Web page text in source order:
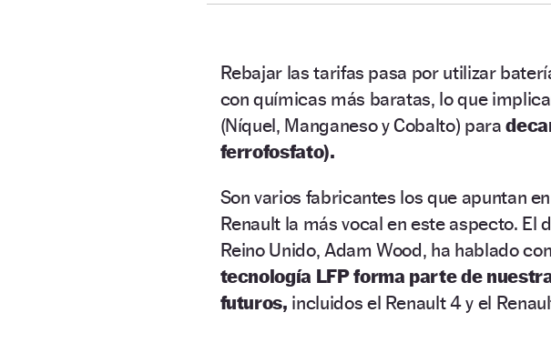
Rebajar las tarifas pasa por utilizar
con químicas más baratas, lo que
(Níquel, Manganeso y Cobalto) para
ferrofosfato).
Son varios fabricantes los que apuntan
Renault la más vocal en este aspecto. El
Reino Unido, Adam Wood, ha hablado con
tecnología LFP forma parte de
futuros, incluidos el Renault 4 y el